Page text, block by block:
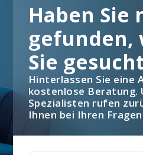
Haben Sie
gefunden,
Sie
Hinterlassen Sie eine
kostenlose Beratung.
Spezialisten rufen
Ihnen bei Ihren